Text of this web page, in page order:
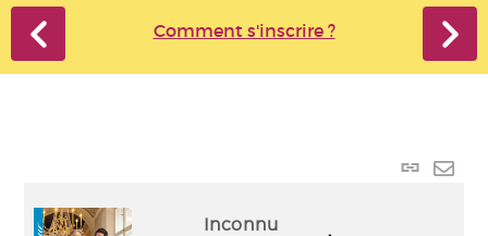
Comment s'inscrire ?
Lien
Inconnu